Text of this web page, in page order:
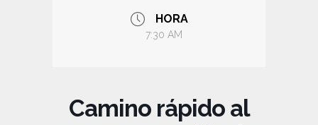
HORA
7:30 AM
Camino rápido al